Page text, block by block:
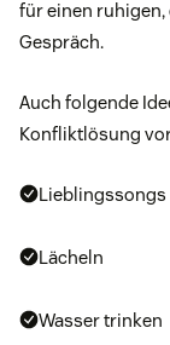
für einen
Gespräch.
Auch folgende
Konfliktlösung
Lieblingssongs
Lächeln
Wasser trinken